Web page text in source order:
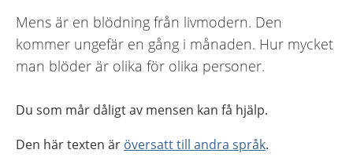
Mens är en blödning från livmodern. Den
kommer ungefär en gång i månaden. Hur mycket
man blöder är olika för olika personer.
Du som mår dåligt av mensen kan få hjälp.
Den här texten är översatt till andra språk.